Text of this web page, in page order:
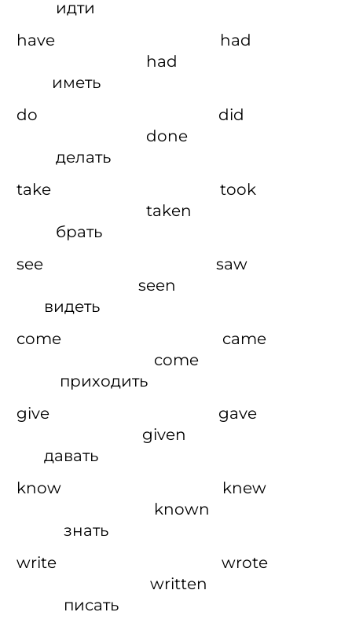
идти
have had
had
иметь
do did
done
делать
take took
taken
брать
see saw
seen
видеть
come came
come
приходить
give gave
given
давать
know knew
known
знать
write wrote
written
писать